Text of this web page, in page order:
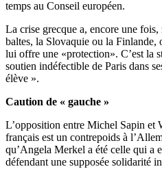
temps au Conseil européen.
La crise grecque a, encore une
baltes, la Slovaquie ou la Finlande,
lui offre une «protection». C’est la
soutien indéfectible de Paris dans
élève ».
Caution de « gauche »
L’opposition entre Michel Sapin et
français est un contrepoids à
qu’Angela Merkel a été celle qui a
défendant une supposée solidarité